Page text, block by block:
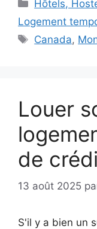
Hôtels,
Logement
Étiquettes
Canada,
Louer
de
13 août 2025
S'il y a bien un